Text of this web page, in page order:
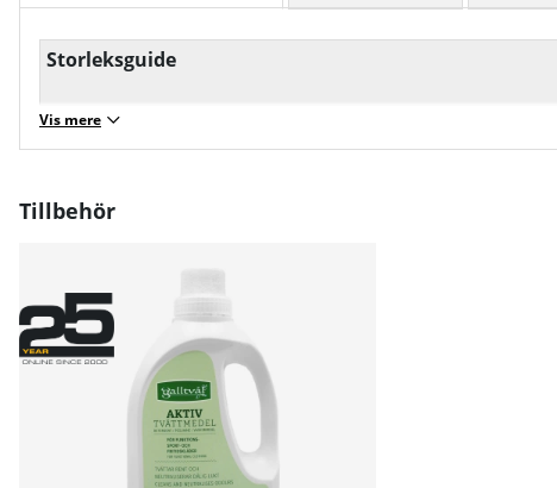
Storleksguide
Vis mere
Tillbehör